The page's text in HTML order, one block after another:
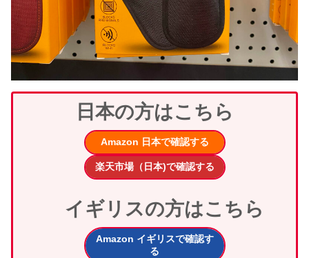
日本の方はこちら
Amazon 日本で確認する
楽天市場（日本)で確認する
イギリスの方はこちら
Amazon イギリスで確認す
る